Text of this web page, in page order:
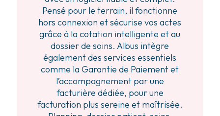
Pensé pour le terrain, il fonctionne
hors connexion et sécurise vos actes
grâce à la cotation intelligente et au
dossier de soins. Albus intègre
également des services essentiels
comme la Garantie de Paiement et
l’accompagnement par une
facturière dédiée, pour une
facturation plus sereine et maîtrisée.